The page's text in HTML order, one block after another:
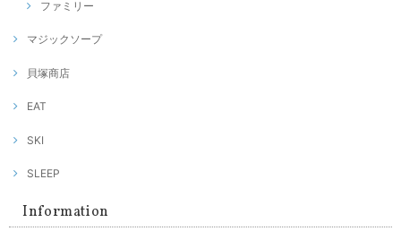
ファミリー
マジックソープ
貝塚商店
EAT
SKI
SLEEP
Information